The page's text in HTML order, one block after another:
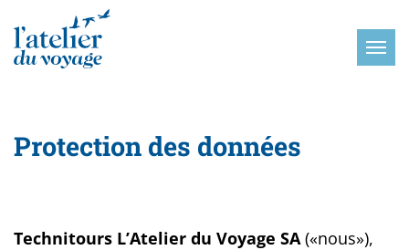
Protection des données
Technitours L’Atelier du Voyage SA («nous»),
Panneau de gestion des cookies